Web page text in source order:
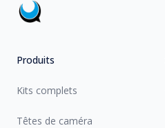
Produits
Kits complets
Têtes de caméra